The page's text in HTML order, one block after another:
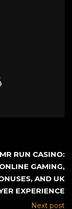
MR RUN CASINO:
ONLINE GAMING,
AND UK
EXPERIENCE
Next post